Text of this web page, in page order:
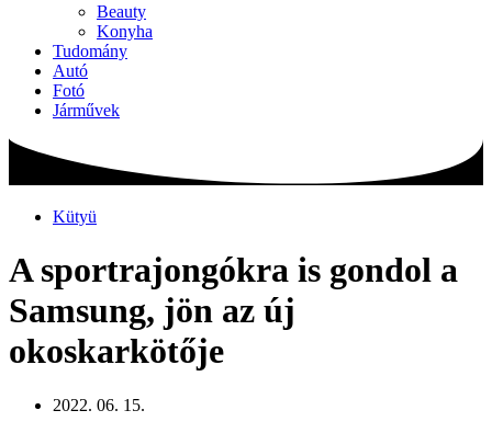
Beauty
Konyha
Tudomány
Autó
Fotó
Járművek
Kütyü
A sportrajongókra is gondol a
Samsung, jön az új
okoskarkötője
2022. 06. 15.